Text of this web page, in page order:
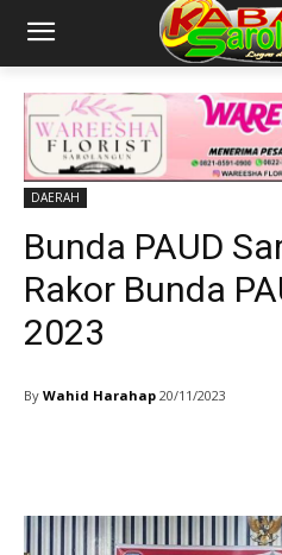
DAERAH
Bunda PAUD
Rakor Bunda
2023
By Wahid Harahap 20/11/2023